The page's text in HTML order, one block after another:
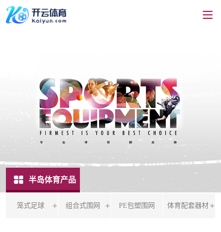
半岛体育产品
笼式足球 组合式围网 PE包塑围网 体育配套器材